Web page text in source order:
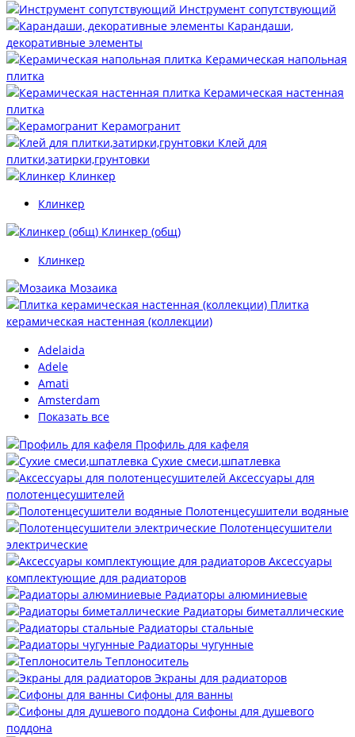
Инструмент сопутствующий
Карандаши,
декоративные элементы
Керамическая напольная
плитка
Керамическая настенная
плитка
Керамогранит
Клей для
плитки,затирки,грунтовки
Клинкер
Клинкер
Клинкер (общ)
Клинкер
Мозаика
Плитка
керамическая настенная (коллекции)
Adelaida
Adele
Amati
Amsterdam
Показать все
Профиль для кафеля
Сухие смеси,шпатлевка
Аксессуары для
полотенцесушителей
Полотенцесушители водяные
Полотенцесушители
электрические
Аксессуары
комплектующие для радиаторов
Радиаторы алюминиевые
Радиаторы биметаллические
Радиаторы стальные
Радиаторы чугунные
Теплоноситель
Экраны для радиаторов
Сифоны для ванны
Сифоны для душевого
поддона